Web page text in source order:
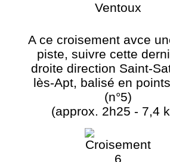
A ce croisement avce
piste, suivre cette
droite direction Saint-
lès-Apt, balisé en
(n°5)
(approx. 2h25 - 7,4